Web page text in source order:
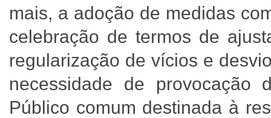
mais, a adoção de medidas
celebração de termos de
regularização de vícios e
necessidade de
Público comum destinada à